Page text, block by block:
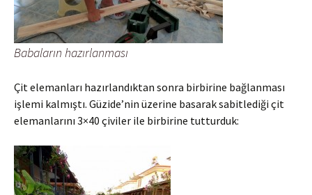
Babaların hazırlanması
Çit elemanları hazırlandıktan sonra birbirine bağlanması
işlemi kalmıştı. Güzide’nin üzerine basarak sabitlediği çit
elemanlarını 3×40 çiviler ile birbirine tutturduk: